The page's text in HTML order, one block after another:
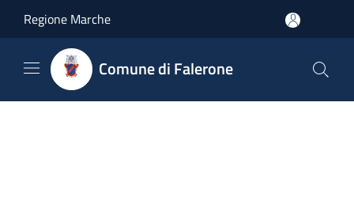
Regione Marche
Comune di Falerone